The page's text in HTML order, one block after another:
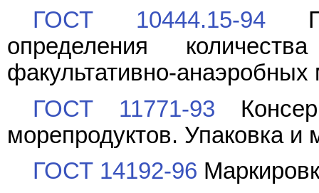
ГОСТ 10444.15-94
определения
факультативно-анаэробных
ГОСТ 11771-93
морепродуктов. Упаковка и
ГОСТ 14192-96